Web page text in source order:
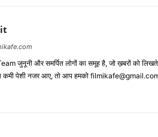
जुनूनी और समर्पित लोगों का समूह है, जो ख़बरों को
कमी पेशी नजर आए, तो आप हमको